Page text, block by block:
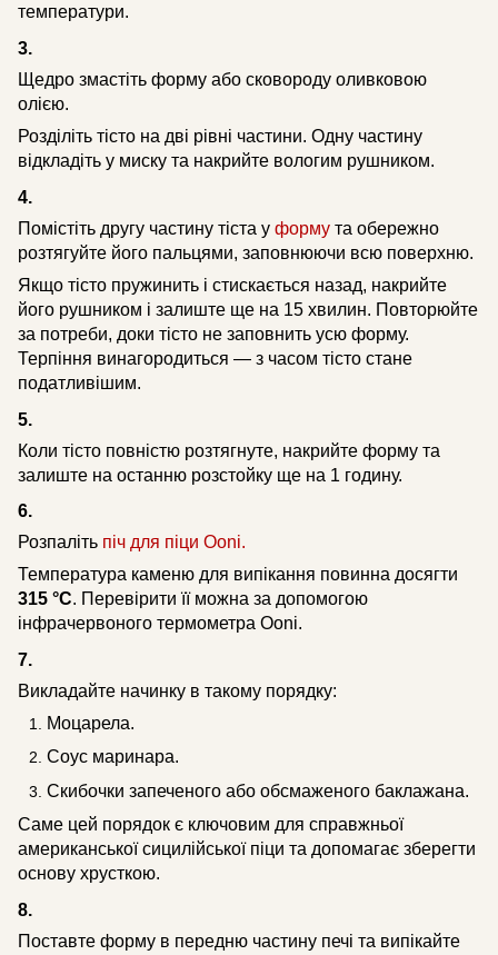
температури.
3.
Щедро змастіть форму або сковороду оливковою
олією.
Розділіть тісто на дві рівні частини. Одну частину
відкладіть у миску та накрийте вологим рушником.
4.
Помістіть другу частину тіста у форму та обережно
розтягуйте його пальцями, заповнюючи всю поверхню.
Якщо тісто пружинить і стискається назад, накрийте
його рушником і залиште ще на 15 хвилин. Повторюйте
за потреби, доки тісто не заповнить усю форму.
Терпіння винагородиться — з часом тісто стане
податливішим.
5.
Коли тісто повністю розтягнуте, накрийте форму та
залиште на останню розстойку ще на 1 годину.
6.
Розпаліть піч для піци Ooni.
Температура каменю для випікання повинна досягти
315 °C. Перевірити її можна за допомогою
інфрачервоного термометра Ooni.
7.
Викладайте начинку в такому порядку:
Моцарела.
Соус маринара.
Скибочки запеченого або обсмаженого баклажана.
Саме цей порядок є ключовим для справжньої
американської сицилійської піци та допомагає зберегти
основу хрусткою.
8.
Поставте форму в передню частину печі та випікайте